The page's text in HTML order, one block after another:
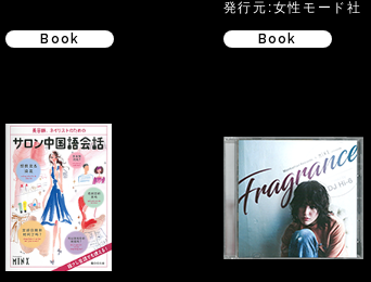
Book
発行元:女性モード社
Book